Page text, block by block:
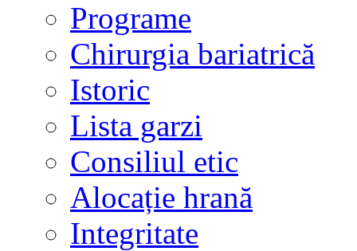
Programe
Chirurgia bariatrică
Istoric
Lista garzi
Consiliul etic
Alocație hrană
Integritate